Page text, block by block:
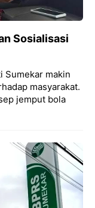
Sosialisasi
Sumekar makin
masyarakat.
jemput bola